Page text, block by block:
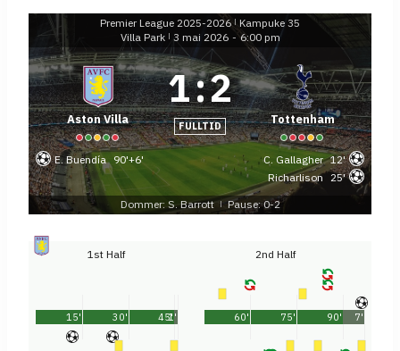
Premier League 2025-2026 | Kampuke 35
Villa Park | 3 mai 2026 - 6:00 pm
Aston Villa
1:2
FULLTID Tottenham
E. Buendía 90'+6' C. Gallagher 12'
Richarlison 25'
Dommer: S. Barrott
| Pause: 0-2
1st Half
45'
15' 30' 1'
2nd Half
90'
60' 75' 7'